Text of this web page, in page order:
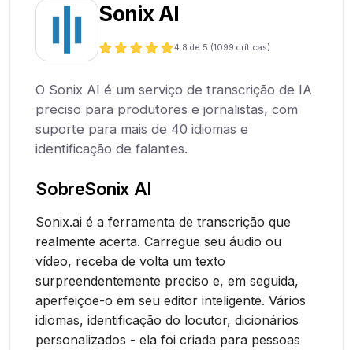
Sonix AI
4.8 de 5 (1099 críticas)
O Sonix AI é um serviço de transcrição de IA
preciso para produtores e jornalistas, com
suporte para mais de 40 idiomas e
identificação de falantes.
SobreSonix AI
Sonix.ai é a ferramenta de transcrição que
realmente acerta. Carregue seu áudio ou
vídeo, receba de volta um texto
surpreendentemente preciso e, em seguida,
aperfeiçoe-o em seu editor inteligente. Vários
idiomas, identificação do locutor, dicionários
personalizados - ela foi criada para pessoas